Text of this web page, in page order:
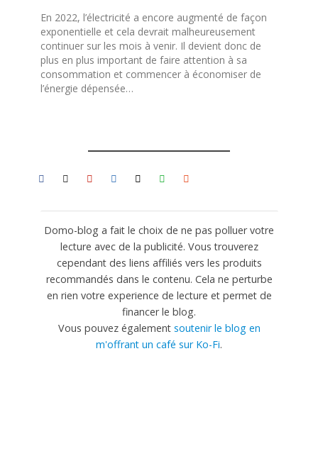
En 2022, l’électricité a encore augmenté de façon
exponentielle et cela devrait malheureusement
continuer sur les mois à venir. Il devient donc de
plus en plus important de faire attention à sa
consommation et commencer à économiser de
l’énergie dépensée…
Domo-blog a fait le choix de ne pas polluer votre
lecture avec de la publicité. Vous trouverez
cependant des liens affiliés vers les produits
recommandés dans le contenu. Cela ne perturbe
en rien votre experience de lecture et permet de
financer le blog.
Vous pouvez également soutenir le blog en
m'offrant un café sur Ko-Fi.